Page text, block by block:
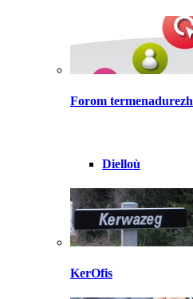
Forom termenadurezh
Dielloù
KerOfis